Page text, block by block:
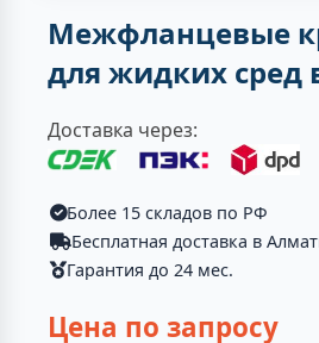
Межфланцевые
для жидких сред
Доставка через:
Более 15 складов по РФ
Бесплатная доставка в
Гарантия до 24 мес.
Цена по запросу